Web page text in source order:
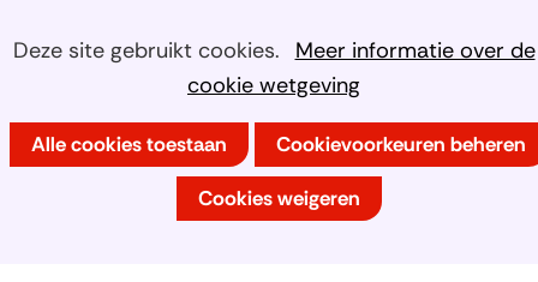
Cookies
Deze site gebruikt cookies.
Meer informatie over de
cookie wetgeving
Hier
het
gebruik
Alle cookies toestaan Cookievoorkeuren beheren
Cookies weigeren
naar
de
inhoud